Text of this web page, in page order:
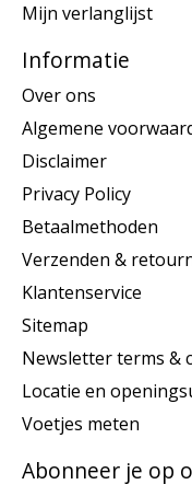
Mijn verlanglijst
Informatie
Over ons
Algemene
Disclaimer
Privacy Policy
Betaalmethoden
Verzenden &
Klantenservice
Sitemap
Newsletter terms &
Locatie en
Voetjes meten
Abonneer je op